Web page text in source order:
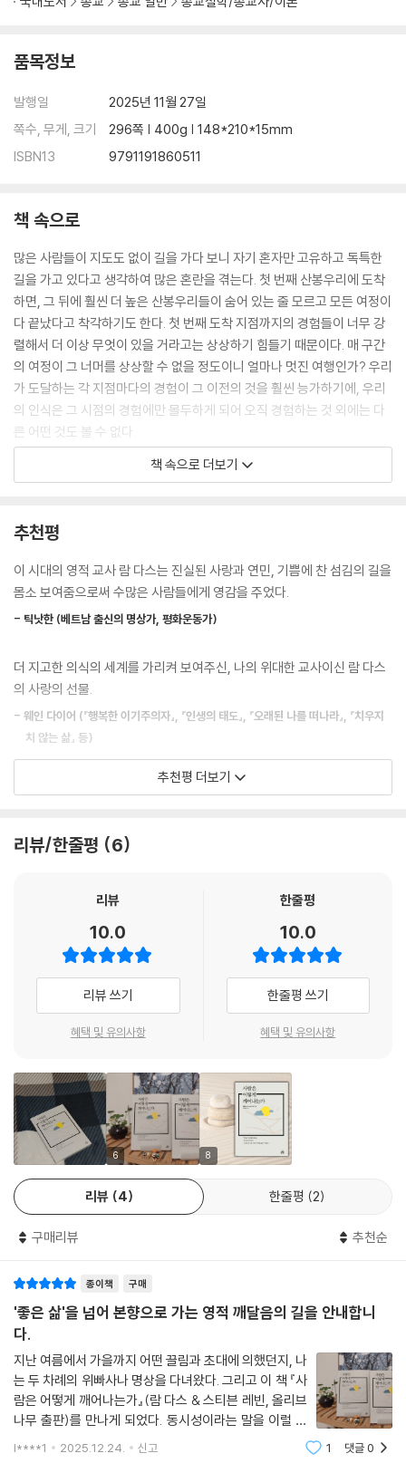
품목정보
발행일
2025년 11월 27일
쪽수, 무게, 크기
296쪽 | 400g | 148*210*15mm
ISBN13
9791191860511
책 속으로
많은 사람들이 지도도 없이 길을 가다 보니 자기 혼자만 고유하고 독특한
길을 가고 있다고 생각하여 많은 혼란을 겪는다. 첫 번째 산봉우리에 도착
하면, 그 뒤에 훨씬 더 높은 산봉우리들이 숨어 있는 줄 모르고 모든 여정이
다 끝났다고 착각하기도 한다. 첫 번째 도착 지점까지의 경험들이 너무 강
렬해서 더 이상 무엇이 있을 거라고는 상상하기 힘들기 때문이다. 매 구간
의 여정이 그 너머를 상상할 수 없을 정도이니 얼마나 멋진 여행인가? 우리
가 도달하는 각 지점마다의 경험이 그 이전의 것을 훨씬 능가하기에, 우리
의 인식은 그 시점의 경험에만 몰두하게 되어 오직 경험하는 것 외에는 다
른 어떤 것도 볼 수 없다.
우리는 지금 이 순간의 삶을 있는 그대로 받아들일 수 있다. 우리가 삶의 형
것은 착각이다. 우리가 가진 고정관념을 포기하든, 머리를 자르든, 기르든,
면도를 하든… 이 게임에서 중요한 것은 게임의 형태가 아니라, 그 형태를
채우는 존재의 본질이다. 내가 만약 변호사라면, 영적 깨달음을 얻은 후에
는 한 방법으로 사용할 뿐이다.
우리는 사물을 있는 그대로 들으려고 한다. 어떤 틀을 통해서 사물을 본다
는 것은 결국 우리를 자유롭게 하지 못한다는 걸 알기 때문이다. 그러면서
우리는 스스로가 만들어낸 로맨틱한 이야기 구조를 서서히 잊어가며 “나
는 어떤 사람일까?”, “나는 커서 뭐가 될까?”와 같은 질문을 멈추기 시작
한다. 이런 종류의 모든 모델이 점차 힘을 잃어가는 것이다. 우리는 그저 앉
아 있고, 그저 살아가며, 그저 존재한다. 누군가와 함께이면 함께인 대로 존
재한다. 우리는 우리의 다르마를 듣는다. 그것이 신발을 만드는 일이라면,
다. 하와이에서 서핑을 하는 상상을 하며 신발을 만드는 것이 아니다. 단순
내는 완전함이다.
신발을 만들 수 있을 때, 신발을 만드는 바로 그 순간, 우리는 그 자체로 명
상 상태가 된다. 따로 해야 할 일은 없다. 우리의 삶 전체가 명상이 되기 때
문이다. 명상을 벗어나 명상이 아닌 시간도 없다. 방석 위에 그저 앉아 있기
만 하는 그런 명상을 말하는 것이 아니다. 우리의 삶 전체가 ‘명상 방석’이
기 때문에, 운전을 하든, 사랑을 나누든, 무엇을 하더라도 그것 모두가 명
상이다. 우리는 어떤 행위가 ‘명상 방석’ 위에서 행해지는지, 또 어떤 행위
여기, 이 고요하고 맑은 자리, ‘명상 방석’에서 사라질 행위에는 어떤 것들
이 있을까? 이 사라짐은 억지로 끊어내는 것이 아니라, 우리 여정의 일부
로서 자연스럽게 떨어져 나가는 과정이다.
지금 여기에 있으라. 앉아 있다는 사실을 알아차리고, 마음속에서 만들어
낸 ‘나’라고 하는 것을 알아차리라. 듣고 있는 당신의 귀를 알아차리고, 말
하고 있는 당신을 알아차리라. 창밖의 지나가는 차들이 내는 소리를 알아
차리고, 당신 몸 안의 감각을 알아차리라. 당신 마음이 어떻게 이것을, 그리
아 있으라. 해야 할 건 아무것도 없다. 그저 이 순간에 존재하라. 마음을 살
슴 한가운데로 숨을 들이쉬고 내쉬라. 호흡마다 당신의 가슴으로 무언가가
드나들고 있는 것처럼. 흐름. 현재. 지금. 더 완벽한 지금. 더 지금인 지금. 이
제 당신의 기대를 조금 내려놓으라. 당신이 누구인가에 대한 정의, 신이 무
엇인가에 대한 개념, 당신이 어디로 가고 있는지, 또 어디에서 왔는지에 대
한 이야기들. 이 모든 것을 내려놓는다. 슬픔이든 행복이든 당신의 감정도
내려놓는다. 사라지도록 지나치게 밀어내지 않으며, 단지 그것을 알아차리
라. 그것을 인정하라. 그것에 틈을 주라. 이 모든 것이 하나의 흐름이다. 당
책 속으로 더보기
추천평
이 시대의 영적 교사 람 다스는 진실된 사랑과 연민, 기쁨에 찬 섬김의 길을
몸소 보여줌으로써 수많은 사람들에게 영감을 주었다.
- 틱낫한 (베트남 출신의 명상가, 평화운동가)
더 지고한 의식의 세계를 가리켜 보여주신, 나의 위대한 교사이신 람 다스
의 사랑의 선물.
- 웨인 다이어 (『행복한 이기주의자』, 『인생의 태도』, 『오래된 나를 떠나라』, 『치우지
치 않는 삶』 등)
21세기에 서구가 깨달음의 세계에 성큼 다가선다면, 람 다스의 역할은 아
갈 것이다.
추천평 더보기
리뷰/한줄평 6
리뷰
10.0
리뷰 쓰기
혜택 및 유의사항
한줄평
10.0
한줄평 쓰기
혜택 및 유의사항
6 8
리뷰 4 한줄평 2
구매리뷰 추천순
종이책 구매
'좋은 삶'을 넘어 본향으로 가는 영적 깨달음의 길을 안내합니
다.
지난 여름에서 가을까지 어떤 끌림과 초대에 의했던지, 나
는 두 차례의 위빠사나 명상을 다녀왔다. 그리고 이 책 『사
람은 어떻게 깨어나는가』(람 다스 & 스티븐 레빈, 올리브
나무 출판)를 만나게 되었다. 동시성이라는 말을 이럴 때
써도 될까. 명상 중에 또는 명상을 다녀온 후에 나의 내면
l****1 2025.12.24. 신고 1 댓글0